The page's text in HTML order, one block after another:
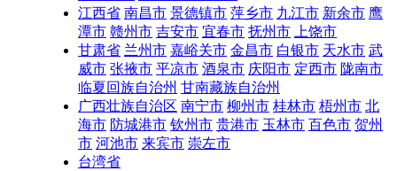
江西省 南昌市 景德镇市 萍乡市 九江市 新余市 鹰
潭市 赣州市 吉安市 宜春市 抚州市 上饶市
甘肃省 兰州市 嘉峪关市 金昌市 白银市 天水市 武
威市 张掖市 平凉市 酒泉市 庆阳市 定西市 陇南市
临夏回族自治州 甘南藏族自治州
广西壮族自治区 南宁市 柳州市 桂林市 梧州市 北
海市 防城港市 钦州市 贵港市 玉林市 百色市 贺州
市 河池市 来宾市 崇左市
台湾省